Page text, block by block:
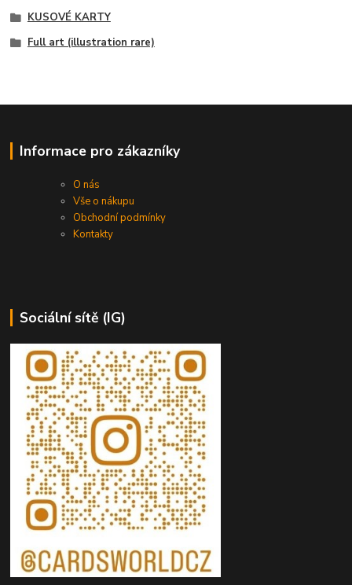
KUSOVÉ KARTY
Full art (illustration rare)
Informace pro zákazníky
O nás
Vše o nákupu
Obchodní podmínky
Kontakty
Sociální sítě (IG)